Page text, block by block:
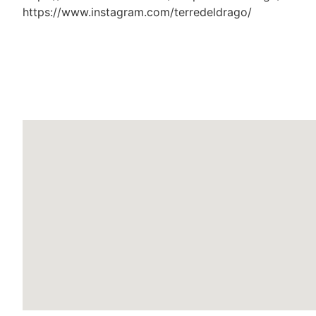
https://www.instagram.com/terredeldrago/